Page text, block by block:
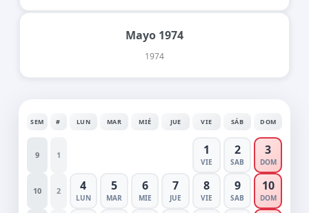
Mayo 1974
1974
SEM # LUN MAR MIÉ JUE VIE SÁB DOM
9 1 1
VIE
2
SAB
3
DOM
10 2 4
LUN
5
MAR
6
MIE
7
JUE
8
VIE
9
SAB
10
DOM